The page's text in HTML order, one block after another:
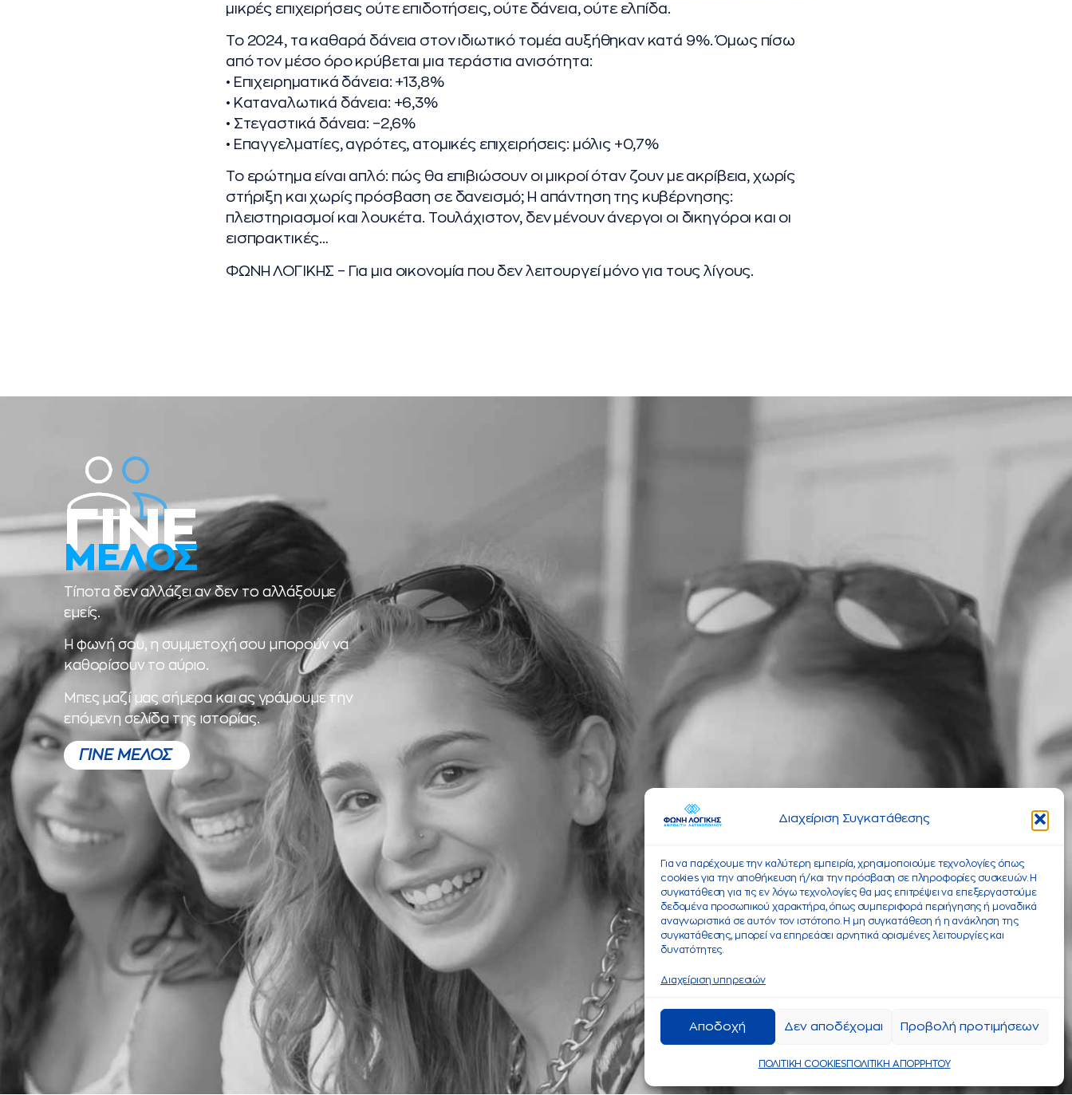
Διαχείριση Συγκατάθεσης
Για να παρέχουμε την καλύτερη εμπειρία, χρησιμοποιούμε τεχνολογίες όπως
cookies για την αποθήκευση ή/και την πρόσβαση σε πληροφορίες συσκευών. Η
συγκατάθεση για τις εν λόγω τεχνολογίες θα μας επιτρέψει να επεξεργαστούμε
δεδομένα προσωπικού χαρακτήρα, όπως συμπεριφορά περιήγησης ή μοναδικά
αναγνωριστικά σε αυτόν τον ιστότοπο. Η μη συγκατάθεση ή η ανάκληση της
συγκατάθεσης, μπορεί να επηρεάσει αρνητικά ορισμένες λειτουργίες και
δυνατότητες.
Διαχείριση υπηρεσιών
Αποδοχή Δεν αποδέχομαι Προβολή προτιμήσεων
ΠΟΛΙΤΙΚΗ COOKIESΠΟΛΙΤΙΚΗ ΑΠΟΡΡΗΤΟΥ
μικρές επιχειρήσεις ούτε επιδοτήσεις, ούτε δάνεια, ούτε ελπίδα.
Το 2024, τα καθαρά δάνεια στον ιδιωτικό τομέα αυξήθηκαν κατά 9%. Όμως πίσω
από τον μέσο όρο κρύβεται μια τεράστια ανισότητα:
• Επιχειρηματικά δάνεια: +13,8%
• Καταναλωτικά δάνεια: +6,3%
• Στεγαστικά δάνεια: –2,6%
• Επαγγελματίες, αγρότες, ατομικές επιχειρήσεις: μόλις +0,7%
Το ερώτημα είναι απλό: πώς θα επιβιώσουν οι μικροί όταν ζουν με ακρίβεια, χωρίς
στήριξη και χωρίς πρόσβαση σε δανεισμό; Η απάντηση της κυβέρνησης:
πλειστηριασμοί και λουκέτα. Τουλάχιστον, δεν μένουν άνεργοι οι δικηγόροι και οι
εισπρακτικές…
ΦΩΝΗ ΛΟΓΙΚΗΣ – Για μια οικονομία που δεν λειτουργεί μόνο για τους λίγους.
ΓΙΝΕ
ΜΕΛΟΣ
Τίποτα δεν αλλάζει αν δεν το αλλάξουμε
εμείς.
Η φωνή σου, η συμμετοχή σου μπορούν να
καθορίσουν το αύριο.
Μπες μαζί μας σήμερα και ας γράψουμε την
επόμενη σελίδα της ιστορίας.
ΓΙΝΕ ΜΕΛΟΣ